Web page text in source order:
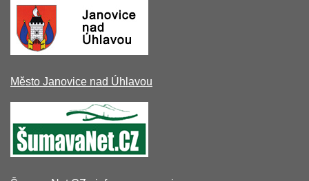
Město Janovice nad Úhlavou